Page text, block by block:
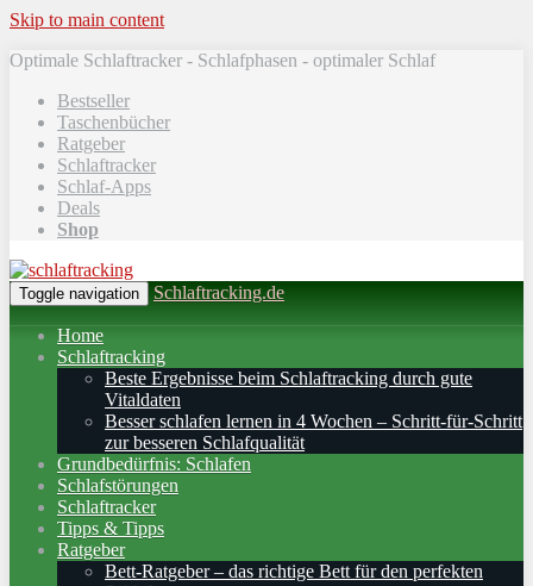
Skip to main content
Optimale Schlaftracker - Schlafphasen - optimaler Schlaf
Bestseller
Taschenbücher
Ratgeber
Schlaftracker
Schlaf-Apps
Deals
Shop
Toggle navigation Schlaftracking.de
Home
Schlaftracking
Beste Ergebnisse beim Schlaftracking durch gute
Vitaldaten
Besser schlafen lernen in 4 Wochen – Schritt‑für‑Schritt
zur besseren Schlafqualität
Grundbedürfnis: Schlafen
Schlafstörungen
Schlaftracker
Tipps & Tipps
Ratgeber
Bett-Ratgeber – das richtige Bett für den perfekten